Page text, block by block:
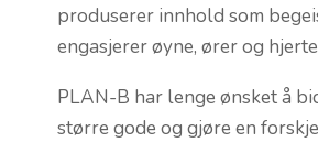
produserer innhold som
engasjerer øyne, ører og
PLAN-B har lenge ønsket å
større gode og gjøre en